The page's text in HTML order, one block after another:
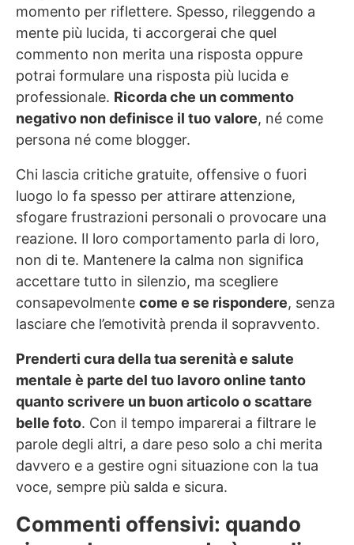
momento per riflettere. Spesso, rileggendo a
mente più lucida, ti accorgerai che quel
commento non merita una risposta oppure
potrai formulare una risposta più lucida e
professionale. Ricorda che un commento
negativo non definisce il tuo valore, né come
persona né come blogger.
Chi lascia critiche gratuite, offensive o fuori
luogo lo fa spesso per attirare attenzione,
sfogare frustrazioni personali o provocare una
reazione. Il loro comportamento parla di loro,
non di te. Mantenere la calma non significa
accettare tutto in silenzio, ma scegliere
consapevolmente come e se rispondere, senza
lasciare che l’emotività prenda il sopravvento.
Prenderti cura della tua serenità e salute
mentale è parte del tuo lavoro online tanto
quanto scrivere un buon articolo o scattare
belle foto. Con il tempo imparerai a filtrare le
parole degli altri, a dare peso solo a chi merita
davvero e a gestire ogni situazione con la tua
voce, sempre più salda e sicura.
Commenti offensivi: quando